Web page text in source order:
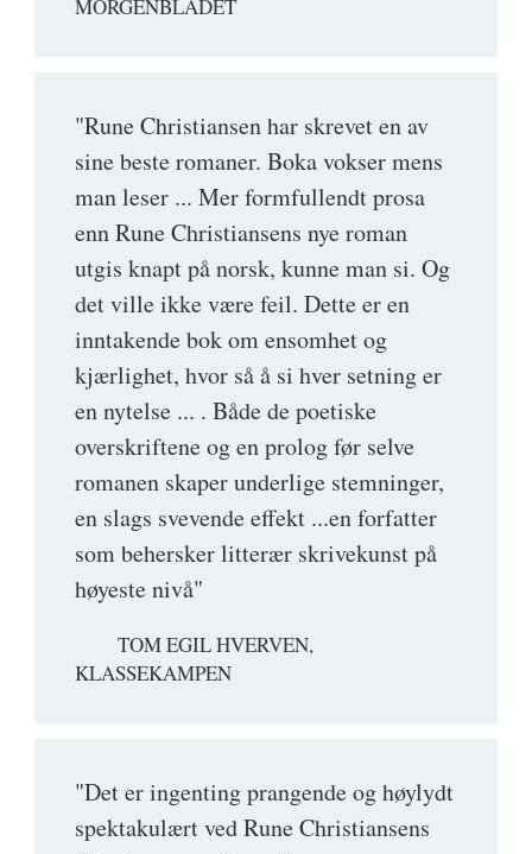
MORGENBLADET
"Rune Christiansen har skrevet en av
sine beste romaner. Boka vokser mens
man leser ... Mer formfullendt prosa
enn Rune Christiansens nye roman
utgis knapt på norsk, kunne man si. Og
det ville ikke være feil. Dette er en
inntakende bok om ensomhet og
kjærlighet, hvor så å si hver setning er
en nytelse ... . Både de poetiske
overskriftene og en prolog før selve
romanen skaper underlige stemninger,
en slags svevende effekt ...en forfatter
som behersker litterær skrivekunst på
høyeste nivå"
TOM EGIL HVERVEN,
KLASSEKAMPEN
"Det er ingenting prangende og høylydt
spektakulært ved Rune Christiansens